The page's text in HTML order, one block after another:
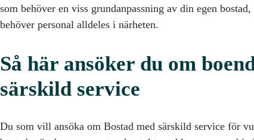
som behöver en viss grundanpassning av din egen
behöver personal alldeles i närheten.
Så här ansöker du om
särskild service
Du som vill ansöka om Bostad med särskild service för